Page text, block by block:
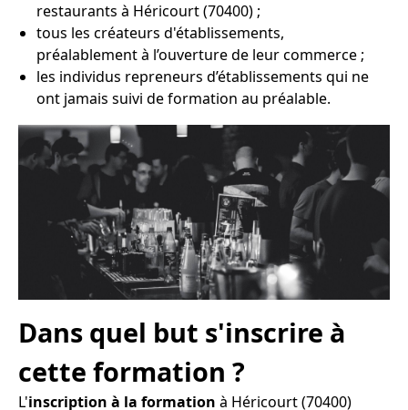
restaurants à Héricourt (70400) ;
tous les créateurs d'établissements,
préalablement à l’ouverture de leur commerce ;
les individus repreneurs d’établissements qui ne
ont jamais suivi de formation au préalable.
Dans quel but s'inscrire à
cette formation ?
L'inscription à la formation à Héricourt (70400)